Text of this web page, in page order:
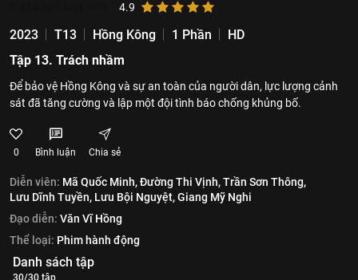
4.9
2023 T13 Hồng Kông 1 Phần
HD
Tập 13. Trách nhầm
Để bảo vệ Hồng Kông và sự an toàn của người dân, lực lượng cảnh
sát đã tăng cường và lập một đội tình báo chống khủng bố.
0 Bình luận Chia sẻ
Diễn viên: Mã Quốc Minh,Đường Thi Vịnh,Trần Sơn Thông,
Lưu Dĩnh Tuyền, Lưu Bội Nguyệt,Giang Mỹ Nghi
Đạo diễn: Văn Vĩ Hồng
Thể loại: Phim hành động
Danh sách tập
30/30 tập